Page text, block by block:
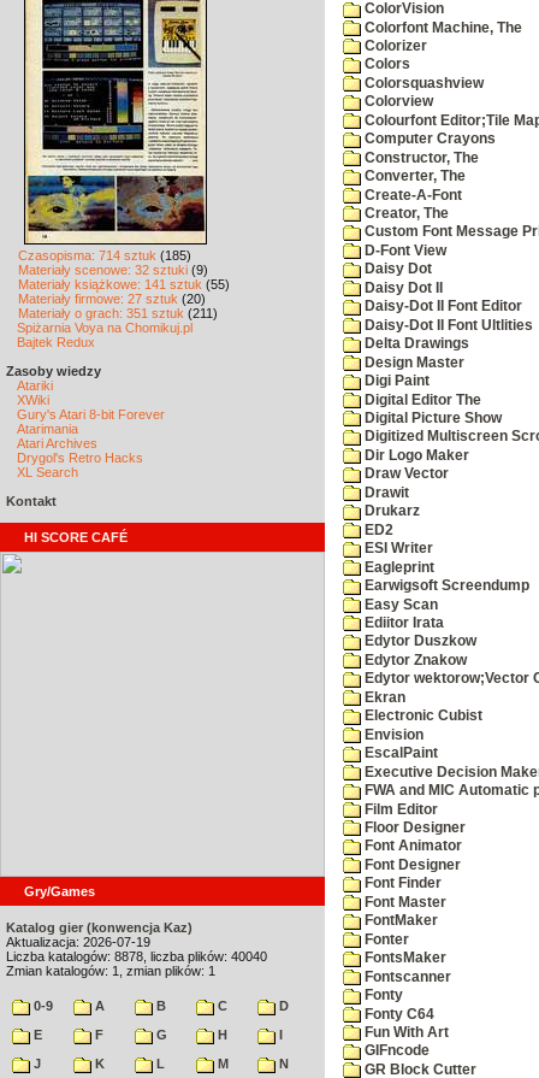
Czasopisma: 714 sztuk (185)
Materiały scenowe: 32 sztuki (9)
Materiały książkowe: 141 sztuk (55)
Materiały firmowe: 27 sztuk (20)
Materiały o grach: 351 sztuk (211)
Spiżarnia Voya na Chomikuj.pl
Bajtek Redux
Zasoby wiedzy
Atariki
XWiki
Gury's Atari 8-bit Forever
Atarimania
Atari Archives
Drygol's Retro Hacks
XL Search
Kontakt
HI SCORE CAFÉ
Gry/Games
Katalog gier (konwencja Kaz)
Aktualizacja: 2026-07-19
Liczba katalogów: 8878, liczba plików: 40040
Zmian katalogów: 1, zmian plików: 1
0-9 A B C
D
E
F G H
I
J
K L M
N
ColorVision
Colorfont Machine, The
Colorizer
Colors
Colorsquashview
Colorview
Colourfont Editor;Tile
Computer Crayons
Constructor, The
Converter, The
Create-A-Font
Creator, The
Custom Font Message
D-Font View
Daisy Dot
Daisy Dot II
Daisy-Dot II Font Editor
Daisy-Dot II Font Ultlities
Delta Drawings
Design Master
Digi Paint
Digital Editor The
Digital Picture Show
Digitized Multiscreen
Dir Logo Maker
Draw Vector
Drawit
Drukarz
ED2
ESI Writer
Eagleprint
Earwigsoft Screendump
Easy Scan
Ediitor Irata
Edytor Duszkow
Edytor Znakow
Edytor wektorow;Vector
Ekran
Electronic Cubist
Envision
EscalPaint
Executive Decision
FWA and MIC
Film Editor
Floor Designer
Font Animator
Font Designer
Font Finder
Font Master
FontMaker
Fonter
FontsMaker
Fontscanner
Fonty
Fonty C64
Fun With Art
GIFncode
GR Block Cutter